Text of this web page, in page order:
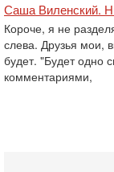
Саша Виленский.
Короче, я не
слева. Друзья мои,
будет. "Будет одно
комментариями,